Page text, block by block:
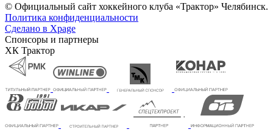
© Официальный сайт хоккейного клуба «Трактор» Челябинск.
Политика конфиденциальности
Сделано в Xpage
Спонсоры и партнеры
ХК Трактор